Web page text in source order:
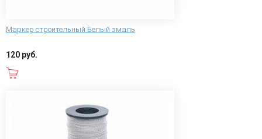
Маркер строительный Белый эмаль
120 руб.